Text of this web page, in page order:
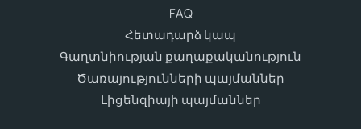
FAQ
Հետադարձ կապ
Գաղտնիության քաղաքականություն
Ծառայությունների պայմաններ
Լիցենզիայի պայմաններ